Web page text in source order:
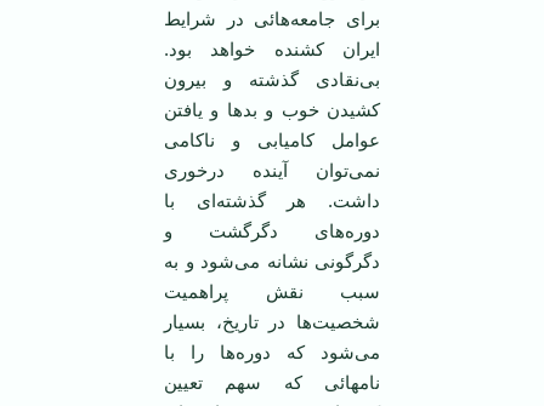
برای جامعه‌هائی در شرایط
ایران کشنده خواهد بود.
بی‌نقادی گذشته و بیرون
کشیدن خوب و بد‌ها و یافتن
عوامل کامیابی و ناکامی
نمی‌توان آینده درخوری
داشت. هر گذشته‌ای با
دوره‌های دگرگشت و
دگرگونی نشانه می‌شود و به
سبب نقش پراهمیت
شخصیت‌ها در تاریخ، بسیار
می‌‌شود که دوره‌ها را با
نامهائی که سهم تعیین